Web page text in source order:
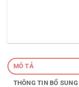
MÔ TẢ
THÔNG TIN BỔ SUNG